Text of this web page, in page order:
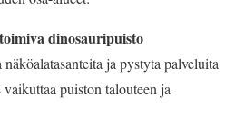
dinosauripuisto
ja pystyta palveluita
puiston talouteen ja